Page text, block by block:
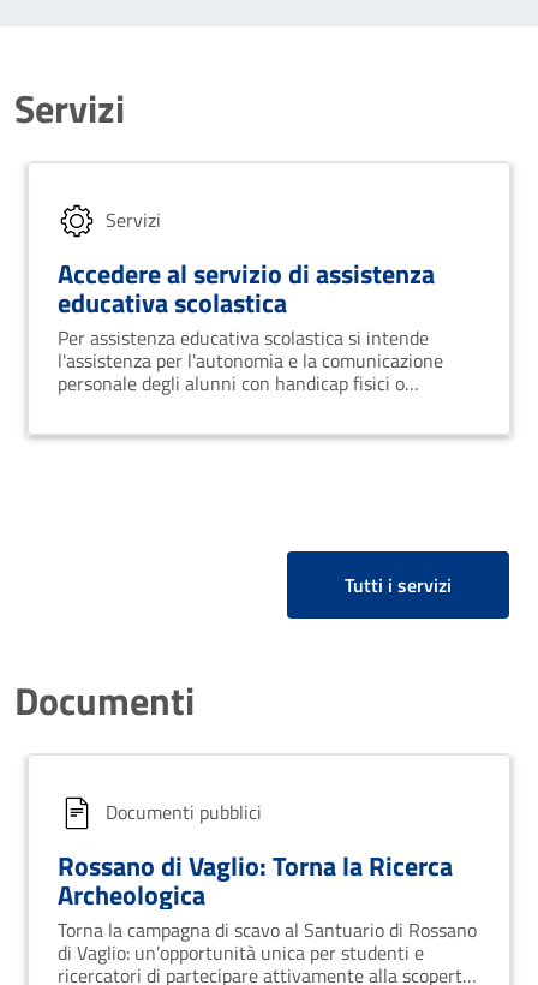
Servizi
Servizi
Accedere al servizio di assistenza
educativa scolastica
Per assistenza educativa scolastica si intende
l'assistenza per l'autonomia e la comunicazione
personale degli alunni con handicap fisici o
Tutti i servizi
Documenti
Documenti pubblici
Rossano di Vaglio: Torna la Ricerca
Archeologica
Torna la campagna di scavo al Santuario di Rossano
di Vaglio: un’opportunità unica per studenti e
ricercatori di partecipare attivamente alla scoperta